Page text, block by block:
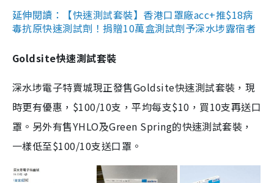
延伸閱讀：【快速測試套裝】香港口罩廠acc+推$18病
毒抗原快速測試劑！捐贈10萬盒測試劑予深水埗露宿者
Goldsite快速測試套裝
深水埗電子特賣城現正發售Goldsite快速測試套裝，現
時更有優惠，$100/10支，平均每支$10，買10支再送口
罩。另外有售YHLO及Green Spring的快速測試套裝，
一樣低至$100/10支送口罩。